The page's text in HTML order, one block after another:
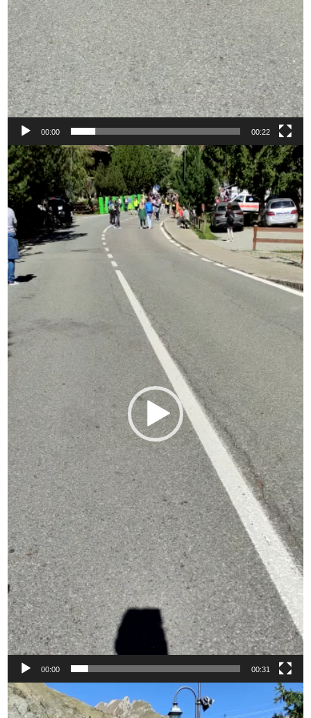
00:00 00:22
Video
Player
00:00 00:31
Video
Player